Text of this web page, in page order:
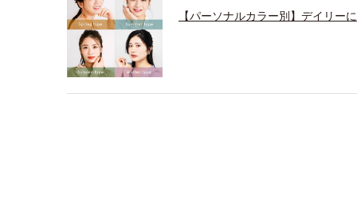
【パーソナルカラー別】デイリー